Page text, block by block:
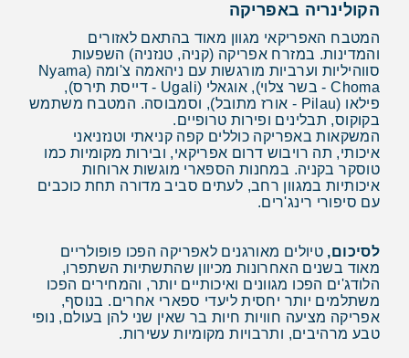
הקולינריה באפריקה
המטבח האפריקאי מגוון מאוד בהתאם לאזורים
והמדינות. במזרח אפריקה (קניה, טנזניה) השפעות
סווהיליות וערביות מורגשות עם ניהאמה צ'ומה (Nyama
Choma - בשר צלוי), אוגאלי (Ugali - דייסת תירס),
פילאו (Pilau - אורז מתובל), וסמבוסה. המטבח משתמש
בקוקוס, תבלינים ופירות טרופיים.
המשקאות באפריקה כוללים קפה קניאתי וטנזניאני
איכותי, תה רויבוש דרום אפריקאי, ובירות מקומיות כמו
טוסקר בקניה. במחנות הספארי מוגשות ארוחות
איכותיות במגוון רחב, לעתים סביב מדורה תחת כוכבים
עם סיפורי רינג'רים.
לסיכום, טיולים מאורגנים לאפריקה הפכו פופולריים
מאוד בשנים האחרונות מכיוון שהתשתיות השתפרו,
הלודג'ים הפכו מגוונים ואיכותיים יותר, והמחירים הפכו
משתלמים יותר יחסית ליעדי ספארי אחרים. בנוסף,
אפריקה מציעה חוויות חיות בר שאין שני להן בעולם, נופי
טבע מרהיבים, ותרבויות מקומיות עשירות.